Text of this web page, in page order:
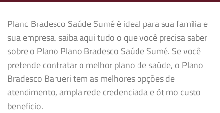
Plano Bradesco Saúde Sumé é ideal para sua família e
sua empresa, saiba aqui tudo o que você precisa saber
sobre o Plano Plano Bradesco Saúde Sumé. Se você
pretende contratar o melhor plano de saúde, o Plano
Bradesco Barueri tem as melhores opções de
atendimento, ampla rede credenciada e ótimo custo
beneficio.